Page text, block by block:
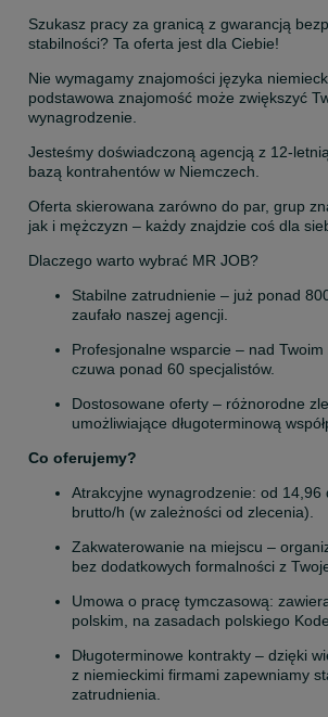
Szukasz pracy za granicą z gwarancją
stabilności? Ta oferta jest dla Ciebie!
Nie wymagamy znajomości języka
podstawowa znajomość może zwiększyć
wynagrodzenie.
Jesteśmy doświadczoną agencją z 12-
bazą kontrahentów w Niemczech.
Oferta skierowana zarówno do par, grup
jak i mężczyzn – każdy znajdzie coś dla
Dlaczego warto wybrać MR JOB?
Stabilne zatrudnienie – już ponad
zaufało naszej agencji.
Profesjonalne wsparcie – nad
czuwa ponad 60 specjalistów.
Dostosowane oferty – różnorodne
umożliwiające długoterminową
Co oferujemy?
Atrakcyjne wynagrodzenie: od 14,96
brutto/h (w zależności od zlecenia).
Zakwaterowanie na miejscu –
bez dodatkowych formalności z
Umowa o pracę tymczasową:
polskim, na zasadach polskiego
Długoterminowe kontrakty – dzięki
z niemieckimi firmami zapewniamy
zatrudnienia.